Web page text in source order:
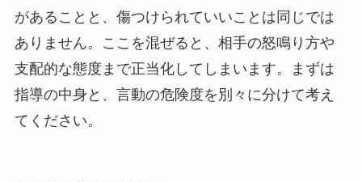
があることと、傷つけられていいことは同じでは
ありません。ここを混ぜると、相手の怒鳴り方や
支配的な態度まで正当化してしまいます。まずは
指導の中身と、言動の危険度を別々に分けて考え
てください。